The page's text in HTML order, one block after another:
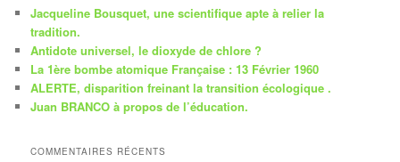
r
c
h
e
Jacqueline Bousquet, une scientifique apte à relier la
tradition.
Antidote universel, le dioxyde de chlore ?
La 1ère bombe atomique Française : 13 Février 1960
ALERTE, disparition freinant la transition écologique .
Juan BRANCO à propos de l’éducation.
COMMENTAIRES RÉCENTS